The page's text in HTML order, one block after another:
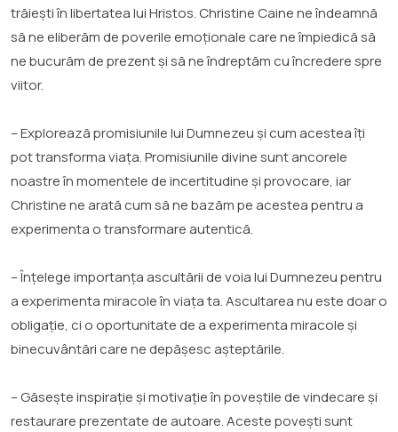
trăiești în libertatea lui Hristos. Christine Caine ne îndeamnă
să ne eliberăm de poverile emoționale care ne împiedică să
ne bucurăm de prezent și să ne îndreptăm cu încredere spre
viitor.
– Explorează promisiunile lui Dumnezeu și cum acestea îți
pot transforma viața. Promisiunile divine sunt ancorele
noastre în momentele de incertitudine și provocare, iar
Christine ne arată cum să ne bazăm pe acestea pentru a
experimenta o transformare autentică.
– Înțelege importanța ascultării de voia lui Dumnezeu pentru
a experimenta miracole în viața ta. Ascultarea nu este doar o
obligație, ci o oportunitate de a experimenta miracole și
binecuvântări care ne depășesc așteptările.
– Găsește inspirație și motivație în poveștile de vindecare și
restaurare prezentate de autoare. Aceste povești sunt